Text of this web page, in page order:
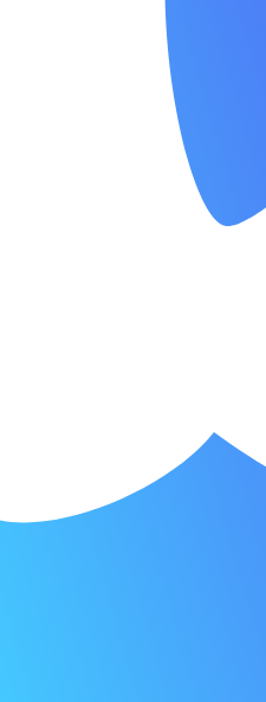
Документы
Партнеры
представления